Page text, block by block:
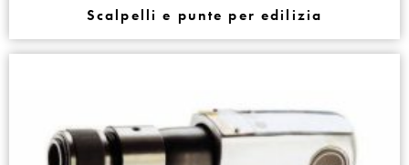
Scalpelli e punte per edilizia